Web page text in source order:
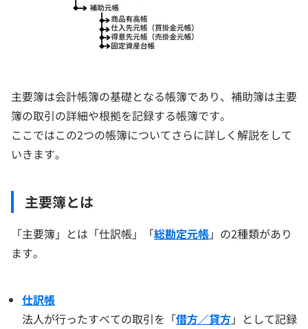
主要簿は会計帳簿の基礎となる帳簿であり、補助簿は主要
簿の取引の詳細や根拠を記録する帳簿です。
ここではこの2つの帳簿についてさらに詳しく解説をして
いきます。
主要簿とは
「主要簿」とは「仕訳帳」「総勘定元帳」の2種類があり
ます。
仕訳帳
法人が行ったすべての取引を「借方／貸方」として記録